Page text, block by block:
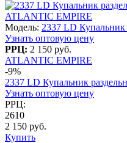
ATLANTIC EMPIRE
Модель: 2337 LD
Узнать оптовую цену
РРЦ: 2 150 руб.
ATLANTIC EMPIRE
-9%
2337 LD Купальник
Узнать оптовую цену
РРЦ:
2610
2 150 руб.
Купить